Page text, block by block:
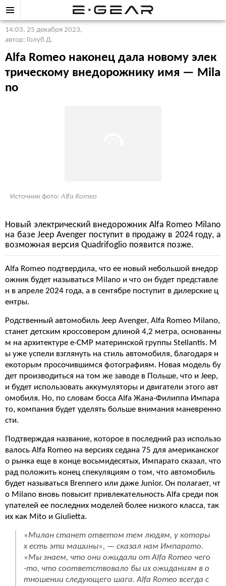
14:03, 25 декабря 2023,
автор: Голуб Д.
Alfa Romeo наконец дала новому элек
трическому внедорожнику имя — Mila
no
Источник фото: Alfa Romeo
Новый электрический внедорожник Alfa Romeo Milano
на базе Jeep Avenger поступит в продажу в 2024 году, а
возможная версия Quadrifoglio появится позже.
Alfa Romeo подтвердила, что ее новый небольшой внедор
ожник будет называться Milano и что он будет представле
н в апреле 2024 года, а в сентябре поступит в дилерские ц
ентры.
Родственный автомобиль Jeep Avenger, Alfa Romeo Milano,
станет детским кроссовером длиной 4,2 метра, основанны
м на архитектуре e-CMP материнской группы Stellantis. М
ы уже успели взглянуть на стиль автомобиля, благодаря н
екоторым просочившимся фотографиям. Новая модель бу
дет производиться на том же заводе в Польше, что и Jeep,
и будет использовать аккумуляторы и двигатели этого авт
омобиля. Но, по словам босса Alfa Жана-Филиппа Импара
то, компания будет уделять больше внимания маневренно
сти.
Подтверждая название, которое в последний раз использо
валось Alfa Romeo на версиях седана 75 для американског
о рынка еще в конце восьмидесятых, Импарато сказал, что
рад положить конец спекуляциям о том, что автомобиль
будет называться Brennero или даже Junior. Он полагает, чт
о Milano вновь повысит привлекательность Alfa среди пок
упателей ее последних моделей более низкого класса, так
их как Mito и Giulietta.
«Милан станет ответом тем людям, у которы
х есть эти машины», — сказал нам Импарато.
«Мы знаем, что они ожидали от Alfa Romeo чего
-то, что соответствовало бы их ожиданиям в о
тношении следующего шага. Alfa Romeo всегда с